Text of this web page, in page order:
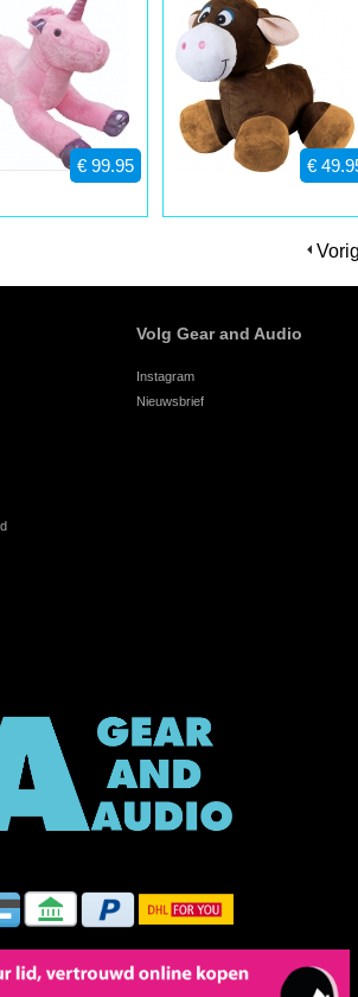
€ 99.95 €
Volg Gear and Audio
Instagram
Nieuwsbrief